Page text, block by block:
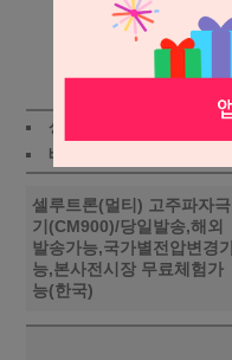
상품가 : 8,800,000
배송비 :
셀루트론(멀티) 고주파자극
기(CM900)/당일발송,해외
발송가능,국가별전압변경
능,본사전시장 무료체험가
능(한국)